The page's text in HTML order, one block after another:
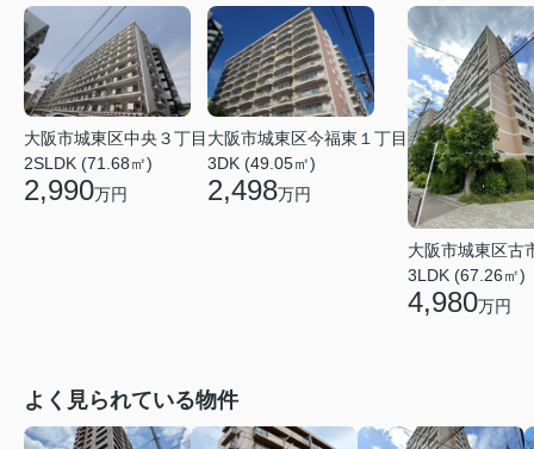
大阪市城東区中央３丁目
2SLDK (71.68㎡)
2,990万円
大阪市城東区今福東１丁目
3DK (49.05㎡)
2,498万円
大阪市城東区古
3LDK (67.26㎡)
4,980万円
よく見られている物件